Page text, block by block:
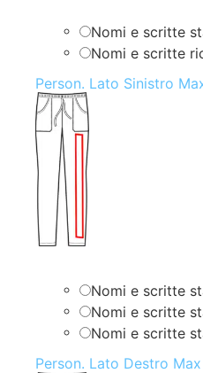
Nomi e scritte
Nomi e scritte
Person. Lato Sinistro
Nomi e scritte
Nomi e scritte
Nomi e scritte
Person. Lato Destro Max